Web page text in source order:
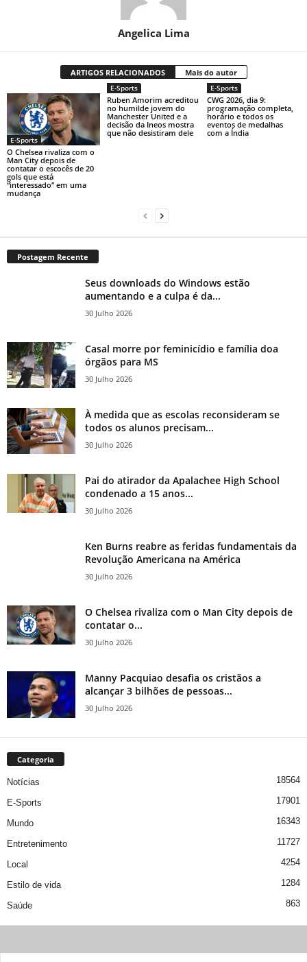
Angelica Lima
ARTIGOS RELACIONADOS Mais do autor
E-Sports
O Chelsea rivaliza com o
Man City depois de
contatar o escocês de 20
gols que está
“interessado” em uma
mudança
E-Sports
Ruben Amorim acreditou
no humilde jovem do
Manchester United e a
decisão da Ineos mostra
que não desistiram dele
E-Sports
CWG 2026, dia 9:
programação completa,
horário e todos os
eventos de medalhas
com a Índia
Postagem Recente
Seus downloads do Windows estão
aumentando e a culpa é da...
30 Julho 2026
Casal morre por feminicídio e família doa
órgãos para MS
30 Julho 2026
À medida que as escolas reconsideram se
todos os alunos precisam...
30 Julho 2026
Pai do atirador da Apalachee High School
condenado a 15 anos...
30 Julho 2026
Ken Burns reabre as feridas fundamentais da
Revolução Americana na América
30 Julho 2026
O Chelsea rivaliza com o Man City depois de
contatar o...
30 Julho 2026
Manny Pacquiao desafia os cristãos a
alcançar 3 bilhões de pessoas...
30 Julho 2026
Categoria
Notícias 18564
E-Sports 17901
Mundo 16343
Entretenimento 11727
Local 4254
Estilo de vida 1284
Saúde 863